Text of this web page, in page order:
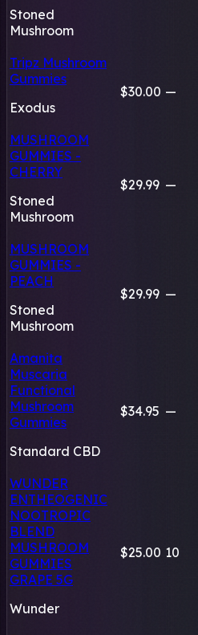
Stoned
Mushroom
Tripz Mushroom
Gummies
Exodus
$30.00 —
MUSHROOM
GUMMIES -
CHERRY
Stoned
Mushroom
$29.99 —
MUSHROOM
GUMMIES -
PEACH
Stoned
Mushroom
$29.99 —
Amanita
Muscaria
Functional
Mushroom
Gummies
Standard CBD
$34.95 —
WUNDER
ENTHEOGENIC
NOOTROPIC
BLEND
MUSHROOM
GUMMIES
GRAPE 5G
Wunder
$25.00 10